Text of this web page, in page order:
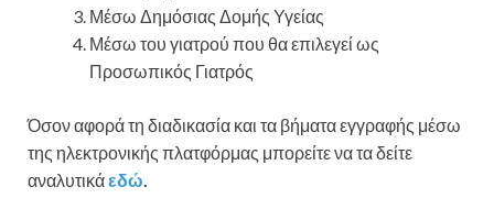
Μέσω Δημόσιας Δομής Υγείας
Μέσω του γιατρού που θα επιλεγεί ως
Προσωπικός Γιατρός
Όσον αφορά τη διαδικασία και τα βήματα εγγραφής μέσω
της ηλεκτρονικής πλατφόρμας μπορείτε να τα δείτε
αναλυτικάεδώ